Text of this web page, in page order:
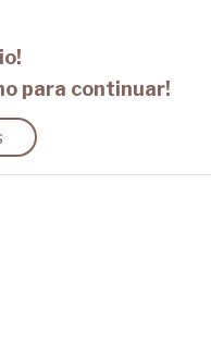
para continuar!